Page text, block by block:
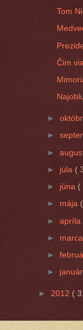
Tom
Čim
►
►
►
► júla (
► júna (
► mája
►apríla
► marca
►
►
► 2012 (